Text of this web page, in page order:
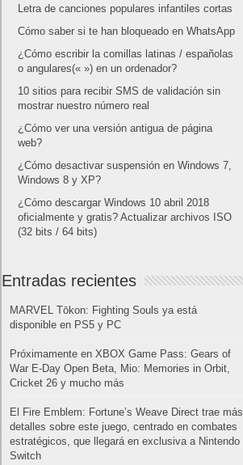
Letra de canciones populares infantiles cortas
Cómo saber si te han bloqueado en WhatsApp
¿Cómo escribir la comillas latinas / españolas
o angulares(« ») en un ordenador?
10 sitios para recibir SMS de validación sin
mostrar nuestro número real
¿Cómo ver una versión antigua de página
web?
¿Cómo desactivar suspensión en Windows 7,
Windows 8 y XP?
¿Cómo descargar Windows 10 abril 2018
oficialmente y gratis? Actualizar archivos ISO
(32 bits / 64 bits)
Entradas recientes
MARVEL Tōkon: Fighting Souls ya está
disponible en PS5 y PC
Próximamente en XBOX Game Pass: Gears of
War E-Day Open Beta, Mio: Memories in Orbit,
Cricket 26 y mucho más
El Fire Emblem: Fortune’s Weave Direct trae más
detalles sobre este juego, centrado en combates
estratégicos, que llegará en exclusiva a Nintendo
Switch